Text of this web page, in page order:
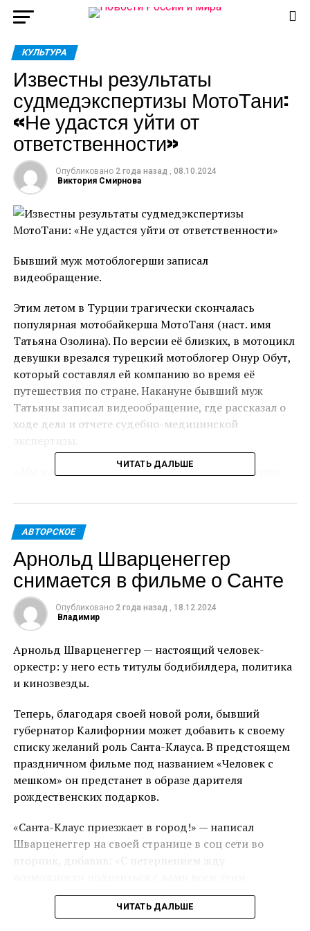
КУЛЬТУРА
Известны результаты
судмедэкспертизы МотоТани:
«Не удастся уйти от
ответственности»
Опубликовано 2 года назад , 08.10.2024
Виктория Смирнова
Бывший муж мотоблогерши записал
видеобращение.
Этим летом в Турции трагически скончалась
популярная мотобайкерша МотоТаня (наст. имя
Татьяна Озолина). По версии её близких, в мотоцикл
девушки врезался турецкий мотоблогер Онур Обут,
который составлял ей компанию во время её
путешествия по стране. Накануне бывший муж
Татьяны записал видеообращение, где рассказал о
ходе дела и отчете судебно-медицинской
«Мы ждем последний документ о причине смерти.
назначено судебное заседание. На данный момент
турецкий мотоциклист свою вину категорически
отрицает. Неизвестно на что он рассчитывает в суде
для своего оправдания. Мы рассчитываем на
справедливость и на то, что виновнику не удастся
уйти от ответственности»,‒ заявил бывший муж
погибшей Озолиной.
Фото: соцсети МотоТани.
Онур Обут все ещё продолжает винить в ДТП
Татьяну, утверждая, что это именно она врезалась в
его мотоцикл. Однако, со слов Станислава, эксперты
уже исключили такой вариант. По их данным, в
трагедии виновен турецкий мотоциклист. Доверия
к личности Онура не добавляет ещё и то, что после
мотоцикле и МотоТани. Предположительно, он
избавился от главных улик по делу, понимая, что
ему грозит реальный срок.
У Озолиной остался 13-летний сын Всеволод,
который тяжело переживает утрату матери. Мальчик
ЧИТАТЬ ДАЛЬШЕ
АВТОРСКОЕ
Арнольд Шварценеггер
снимается в фильме о Санте
Опубликовано 2 года назад , 18.12.2024
Владимир
Арнольд Шварценеггер — настоящий человек-
оркестр: у него есть титулы бодибилдера, политика
и кинозвезды.
Теперь, благодаря своей новой роли, бывший
губернатор Калифорнии может добавить к своему
списку желаний роль Санта-Клауса. В предстоящем
праздничном фильме под названием «Человек с
мешком» он предстанет в образе дарителя
рождественских подарков.
«Санта-Клаус приезжает в город!» — написал
Шварценеггер на своей странице в соц сети во
вторник, добавив: «С нетерпением жду
рождественским настроением».
ЧИТАТЬ ДАЛЬШЕ